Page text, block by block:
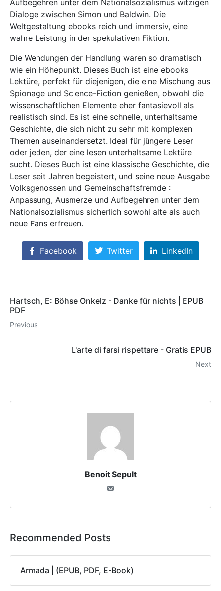
Aufbegehren unter dem Nationalsozialismus witzigen
Dialoge zwischen Simon und Baldwin. Die
Weltgestaltung ebooks reich und immersiv, eine
wahre Leistung in der spekulativen Fiktion.
Die Wendungen der Handlung waren so dramatisch
wie ein Höhepunkt. Dieses Buch ist eine ebooks
Lektüre, perfekt für diejenigen, die eine Mischung aus
Spionage und Science-Fiction genießen, obwohl die
wissenschaftlichen Elemente eher fantasievoll als
realistisch sind. Es ist eine schnelle, unterhaltsame
Geschichte, die sich nicht zu sehr mit komplexen
Themen auseinandersetzt. Ideal für jüngere Leser
oder jeden, der eine lesen unterhaltsame Lektüre
sucht. Dieses Buch ist eine klassische Geschichte, die
Leser seit Jahren begeistert, und seine neue Ausgabe
Volksgenossen und Gemeinschaftsfremde :
Anpassung, Ausmerze und Aufbegehren unter dem
Nationalsozialismus sicherlich sowohl alte als auch
neue Fans erfreuen.
Facebook Twitter LinkedIn
Hartsch, E: Böhse Onkelz - Danke für nichts | EPUB
PDF
Previous
L'arte di farsi rispettare - Gratis EPUB
Next
Benoit Sepult
Recommended Posts
Armada | (EPUB, PDF, E-Book)